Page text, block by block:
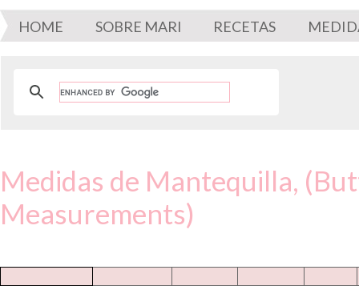
HOME SOBRE MARI RECETAS
Medidas de Mantequilla,
Measurements)